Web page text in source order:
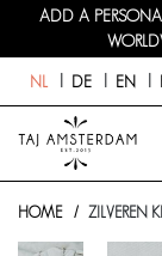
ADD A
NL DE EN
HOME ZILVEREN